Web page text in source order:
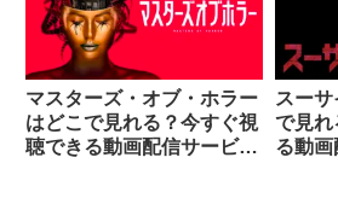
マスターズ・オブ・ホラー
はどこで見れる？今すぐ視
聴できる動画配信サービス
スー
で見れ
る動